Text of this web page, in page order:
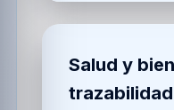
la red